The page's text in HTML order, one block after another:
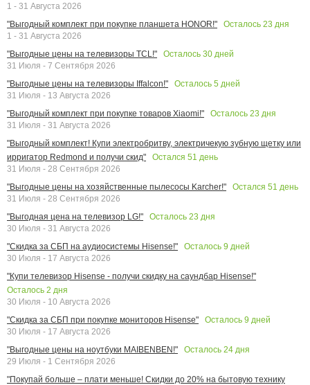
1 - 31 Августа 2026
"Выгодный комплект при покупке планшета HONOR!"
Осталось 23 дня
1 - 31 Августа 2026
"Выгодные цены на телевизоры TCL!"
Осталось 30 дней
31 Июля - 7 Сентября 2026
"Выгодные цены на телевизоры Iffalcon!"
Осталось 5 дней
31 Июля - 13 Августа 2026
"Выгодный комплект при покупке товаров Xiaomi!"
Осталось 23 дня
31 Июля - 31 Августа 2026
"Выгодный комплект! Купи электробритву, электричекую зубную щетку или
ирригатор Redmond и получи скид"
Остался 51 день
31 Июля - 28 Сентября 2026
"Выгодные цены на хозяйственные пылесосы Karcher!"
Остался 51 день
31 Июля - 28 Сентября 2026
"Выгодная цена на телевизор LG!"
Осталось 23 дня
30 Июля - 31 Августа 2026
"Скидка за СБП на аудиосистемы Hisense!"
Осталось 9 дней
30 Июля - 17 Августа 2026
"Купи телевизор Hisense - получи скидку на саундбар Hisense!"
Осталось 2 дня
30 Июля - 10 Августа 2026
"Скидка за СБП при покупке мониторов Hisense"
Осталось 9 дней
30 Июля - 17 Августа 2026
"Выгодные цены на ноутбуки MAIBENBEN!"
Осталось 24 дня
29 Июля - 1 Сентября 2026
"Покупай больше – плати меньше! Скидки до 20% на бытовую технику